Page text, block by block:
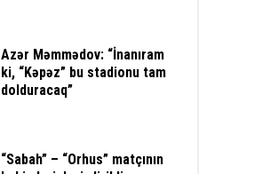
Azər Məmmədov: “İnanıram
ki, “Kəpəz” bu stadionu tam
dolduracaq”
“Sabah” – “Orhus” matçının